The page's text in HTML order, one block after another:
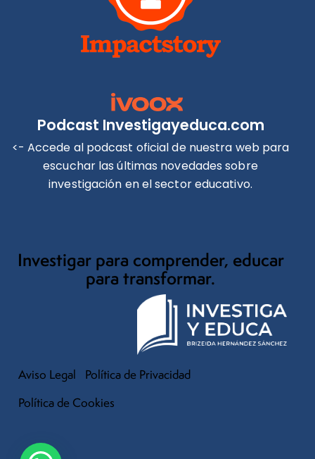
Podcast Investigayeduca.com
<- Accede al podcast oficial de nuestra web para
escuchar las últimas novedades sobre
investigación en el sector educativo.
Investigar para comprender, educar
para transformar.
Aviso Legal
Política de Privacidad
Política de Cookies